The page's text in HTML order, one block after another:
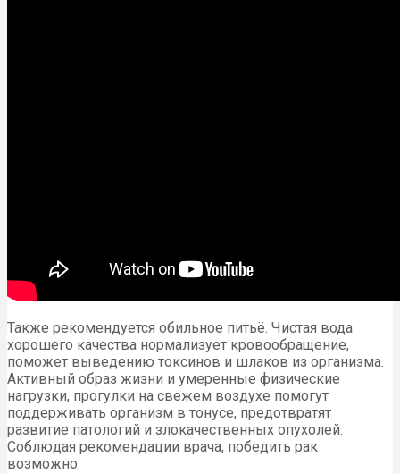
Также рекомендуется обильное питьё. Чистая вода
хорошего качества нормализует кровообращение,
поможет выведению токсинов и шлаков из организма.
Активный образ жизни и умеренные физические
нагрузки, прогулки на свежем воздухе помогут
поддерживать организм в тонусе, предотвратят
развитие патологий и злокачественных опухолей.
Соблюдая рекомендации врача, победить рак
возможно.